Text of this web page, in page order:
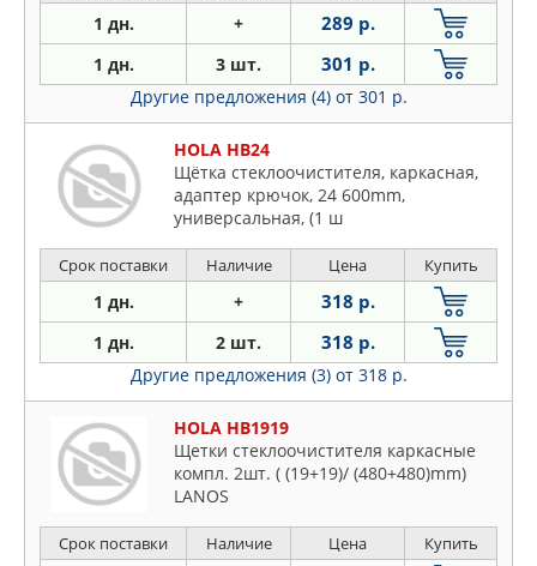
1 дн. + 289 р.
1 дн. 3 шт. 301 р.
Другие предложения (4) от 301 р.
HOLA HB24
Щётка стеклоочистителя, каpкасная,
адаптеp кpючок, 24 600mm,
унивеpсальная, (1 ш
Срок поставки Наличие Цена Купить
1 дн. + 318 р.
1 дн. 2 шт. 318 р.
Другие предложения (3) от 318 р.
HOLA HB1919
Щетки стеклоочистителя каркасные
компл. 2шт. ( (19+19)/ (480+480)mm)
LANOS
Срок поставки Наличие Цена Купить